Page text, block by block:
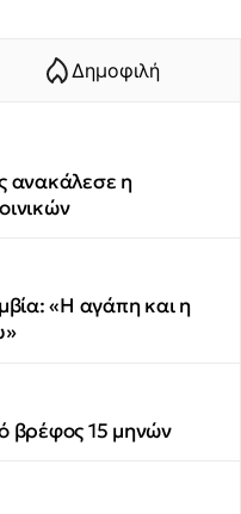
Δημοφιλή
ανακάλεσε η
«Η αγάπη και η
βρέφος 15 μηνών